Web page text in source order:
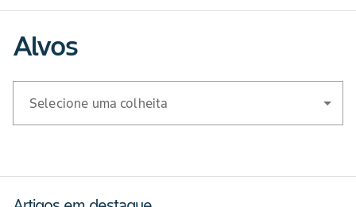
Formulação EC
Modo de Ação
Alvos
Selecione uma colheita